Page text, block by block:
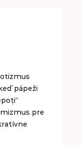
pápeži
pre